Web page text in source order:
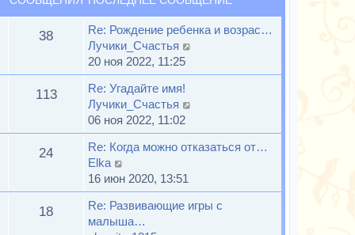
н
ю
о
б
щ
е
и
ю
н
е
м
у
о
о
б
щ
н
и
ю
л
е
д
н
е
м
у
о
о
б
щ
т
п
д
м
38
Re: Рождение ребенка и возрас…
Лучики_Счастья
р
к
с
20 ноя 2022, 11:25
113
Re: Угадайте имя!
Лучики_Счастья
р
е
к
06 ноя 2022, 11:02
24
Re: Когда можно отказаться от…
Elka
е
р
е
й
16 июн 2020, 13:51
18
Re: Развивающие игры с
малыша…